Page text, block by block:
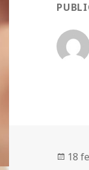
18